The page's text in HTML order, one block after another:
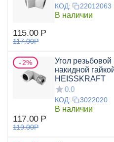
КОД: 22012063
В наличии
115.00 Р
117.00Р
2%
Угол
накидной
HEISSKRAFT
0.0
КОД: 3022020
В наличии
117.00 Р
119.00Р